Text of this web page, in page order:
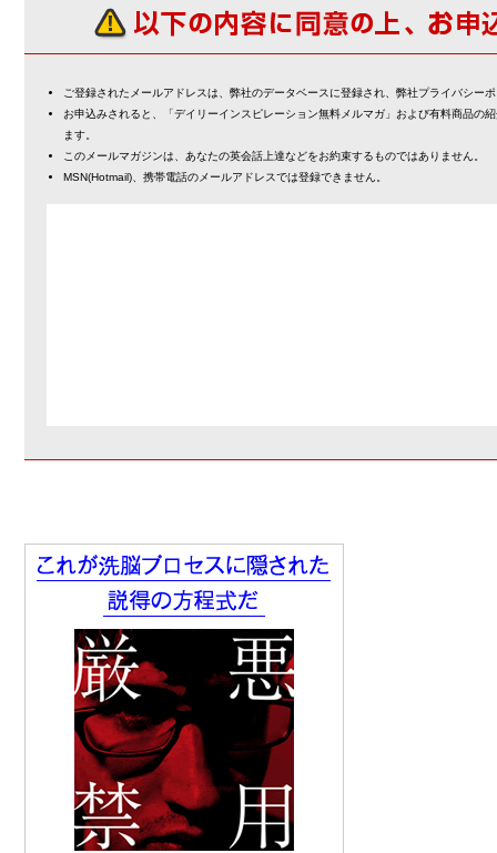
ご登録されたメールアドレスは、弊社のデータベースに登録され、弊社プライバシー
お申込みされると、「デイリーインスピレーション無料メルマガ」および有料商品の
ます。
このメールマガジンは、あなたの英会話上達などをお約束するものではありません。
MSN(Hotmail)、携帯電話のメールアドレスでは登録できません。